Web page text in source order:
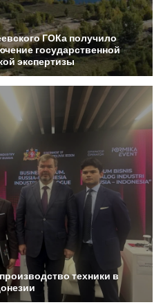
ГОКаполучило
государственной
экспертизы
производствотехники в